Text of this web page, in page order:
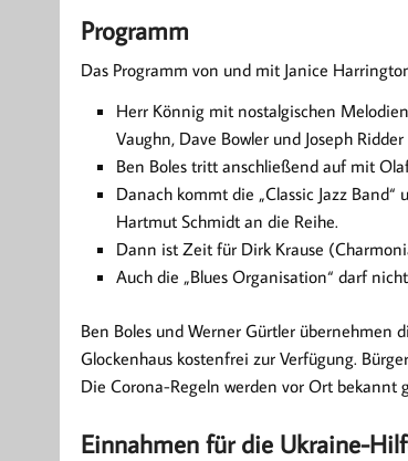
Programm
Das Programm von und mit Janice
Herr Könnig mit nostalgischen
Vaughn, Dave Bowler und Joseph
Ben Boles tritt anschließend auf mit
Danach kommt die „Classic Jazz
Hartmut Schmidt an die Reihe.
Dann ist Zeit für Dirk Krause
Auch die „Blues Organisation“ darf
Ben Boles und Werner Gürtler übernehmen
Glockenhaus kostenfrei zur Verfügung.
Die Corona-Regeln werden vor Ort bekannt
Einnahmen für die Ukraine-